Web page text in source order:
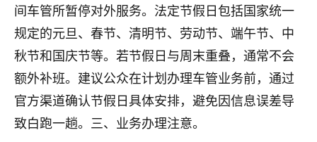
间车管所暂停对外服务。法定节假日包括国家统一
规定的元旦、春节、清明节、劳动节、端午节、中
秋节和国庆节等。若节假日与周末重叠，通常不会
额外补班。建议公众在计划办理车管业务前，通过
官方渠道确认节假日具体安排，避免因信息误差导
致白跑一趟。三、业务办理注意。
2小时前 来自海南 18
梦醒时分
我女儿高二叛逆，大半年不上学，一说她就要死要活
的，把我们两口子愁的不行，朋友给我推荐的慧来老
师，一开始我是病急乱投医，这半年来，法事一个个
做完，我女儿跟变了个人一样，不期望她能考多好的